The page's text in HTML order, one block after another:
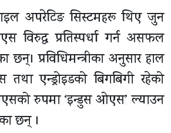
अपरेटिङ सिस्टमहरू थिए जुन
विरुद्ध प्रतिस्पर्धा गर्न असफल
प्रविधिमन्त्रीका अनुसार हाल
एन्ड्रोइडको बिगबिगी रहेको
रुपमा ‘इन्डुस ओएस’ ल्याउन
छन् ।